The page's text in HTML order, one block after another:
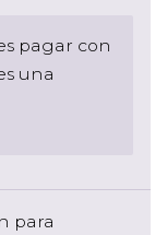
pagar con
una
para